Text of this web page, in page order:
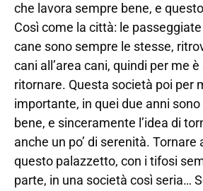
che lavora sempre bene, e
Così come la città: le
cane sono sempre le stesse,
cani all’area cani, quindi per me
ritornare. Questa società poi per
importante, in quei due anni
bene, e sinceramente l’idea di
anche un po’ di serenità. Tornare
questo palazzetto, con i tifosi
parte, in una società così seria…